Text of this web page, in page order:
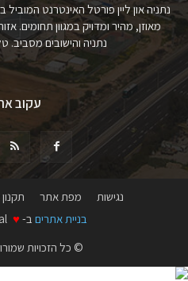
נתניה און ליין פורטל האינטרנט
מאוזן, מהיר ומדויק במגוון תחומים.
נתניה והישובים מסביב. טלפון: 050-
עקוב
נגישות מפת אתר
בניית אתרים ב- ♥
© כל הזכויות